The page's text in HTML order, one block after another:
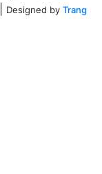
Designed by Trang